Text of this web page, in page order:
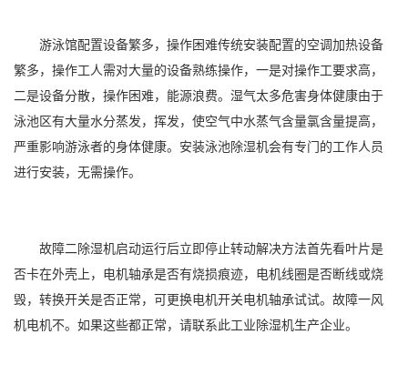
游泳馆配置设备繁多，操作困难传统安装配置的空调加热设备
繁多，操作工人需对大量的设备熟练操作，一是对操作工要求高，
二是设备分散，操作困难，能源浪费。 湿气太多危害身体健康由于
泳池区有大量水分蒸发，挥发，使空气中水蒸气含量氯含量提高，
严重影响游泳者的身体健康。安装泳池除湿机会有专门的工作人员
进行安装，无需操作。
故障二除湿机启动运行后立即停止转动解决方法首先看叶片是
否卡在外壳上，电机轴承是否有烧损痕迹，电机线圈是否断线或烧
毁，转换开关是否正常，可更换电机开关电机轴承试试。故障一风
机电机不。如果这些都正常，请联系此工业除湿机生产企业。